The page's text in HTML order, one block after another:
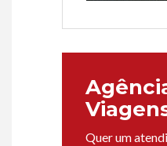
Quer um